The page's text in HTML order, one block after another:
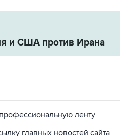
и США против Ирана
ленту
главных новостей сайта